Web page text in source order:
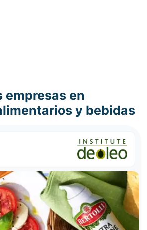
empresas en
y bebidas